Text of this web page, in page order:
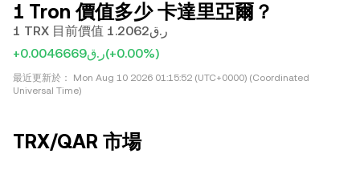
1 Tron 價值多少 卡達里亞爾？
1 TRX 目前價值 ر.ق1.2062
+ر.ق0.0046669(+0.00%)
最近更新於：
Mon Aug 10 2026 01:15:52 (UTC+0000) (Coordinated
Universal Time)
TRX/QAR 市場